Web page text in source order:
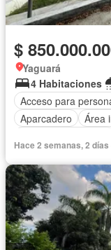
$
Yaguará
4 Habitaciones
Acceso para
Aparcadero
Área
Depósito
Piscina
Hace 2 semanas, 2